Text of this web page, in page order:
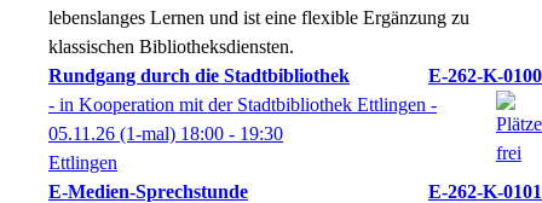
lebenslanges Lernen und ist eine flexible Ergänzung zu
klassischen Bibliotheksdiensten.
Rundgang durch die Stadtbibliothek
E-262-K-0100
- in Kooperation mit der Stadtbibliothek Ettlingen -
05.11.26 (1-mal) 18:00 - 19:30
Ettlingen
E-Medien-Sprechstunde
E-262-K-0101